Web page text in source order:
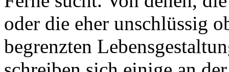
oder die eher unschlüssig
begrenzten